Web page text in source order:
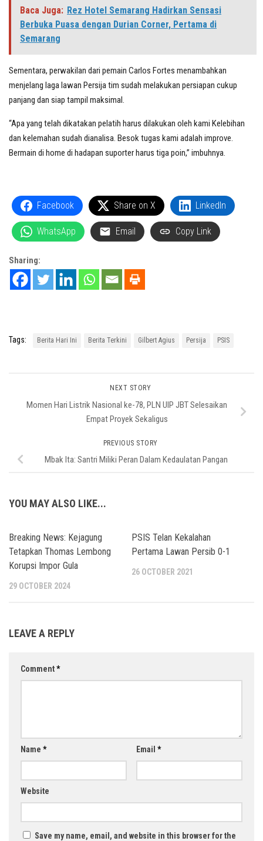
Baca Juga: Rez Hotel Semarang Hadirkan Sensasi
Berbuka Puasa dengan Durian Corner, Pertama di
Semarang
Sementara, perwakilan dari pemain Carlos Fortes menambahkan
menjelang laga lawan Persija tim sudah melakukan persiapan cukup
panjang dan siap tampil maksimal.
“Apa yang telah dikatakan pelatih harus dilakukan oleh kami Kelebihan
dan kelemahan sudah dianalisa. Besok tugas kami adalah improve.
Bermain di home di hadapan suporter harus tiga poin,” imbuhnya.
Facebook Share on X LinkedIn
WhatsApp Email Copy Link
Sharing:
Tags: Berita Hari Ini Berita Terkini Gilbert Agius Persija PSIS
NEXT STORY
Momen Hari Listrik Nasional ke-78, PLN UIP JBT Selesaikan
Empat Proyek Sekaligus
PREVIOUS STORY
Mbak Ita: Santri Miliki Peran Dalam Kedaulatan Pangan
YOU MAY ALSO LIKE...
Breaking News: Kejagung
Tetapkan Thomas Lembong
Korupsi Impor Gula
29 OCTOBER 2024
PSIS Telan Kekalahan
Pertama Lawan Persib 0-1
26 OCTOBER 2021
LEAVE A REPLY
Comment*
Name * Email *
Website
Save my name, email, and website in this browser for the